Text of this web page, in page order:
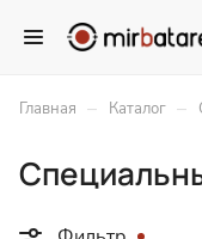
Главная – Каталог –